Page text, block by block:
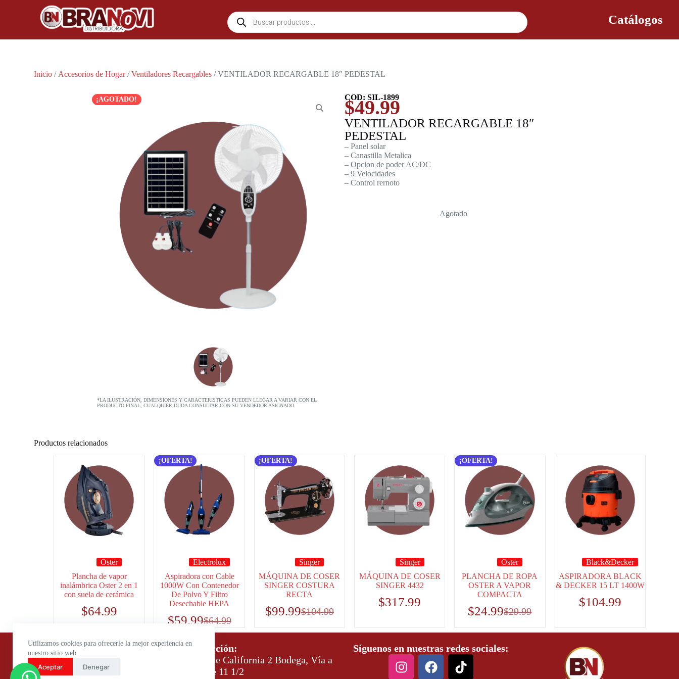
Utilizamos cookies para ofrecerle la mejor experiencia en
nuestro sitio web.
Aceptar Denegar
Catálogos
Inicio / Accesorios de Hogar/Ventiladores Recargables / VENTILADOR RECARGABLE 18″ PEDESTAL
¡AGOTADO!
*LA ILUSTRACIÓN, DIMENSIONES Y CARACTERISTICAS PUEDEN LLEGAR A VARIAR CON EL
PRODUCTO FINAL, CUALQUIER DUDA CONSULTAR CON SU VENDEDOR ASIGNADO
COD: SIL-1899
$49.99
VENTILADOR RECARGABLE 18″
PEDESTAL
– Panel solar
– Canastilla Metalica
– Opcion de poder AC/DC
– 9 Velocidades
– Control rernoto
Agotado
Productos relacionados
Oster
Plancha de vapor
inalámbrica Oster 2 en 1
con suela de cerámica
$64.99
¡OFERTA!
Electrolux
Aspiradora con Cable
1000W Con Contenedor
De Polvo Y Filtro
Desechable HEPA
$64.99
$59.99
¡OFERTA!
Singer
MÁQUINA DE COSER
SINGER COSTURA
RECTA
$104.99
$99.99
Singer
MÁQUINA DE COSER
SINGER 4432
$317.99
¡OFERTA!
Oster
PLANCHA DE ROPA
OSTER A VAPOR
COMPACTA
$29.99
$24.99
Black&Decker
ASPIRADORA BLACK
& DECKER 15 LT 1400W
$104.99
Horario de atención:
Lunes a Viernes: 9:00 – 18:00
Sábados: 9:00 – 14:00
Dirección:
Parque California 2 Bodega, Vía a
Daule 11 1/2
Síguenos en nuestras redes sociales: